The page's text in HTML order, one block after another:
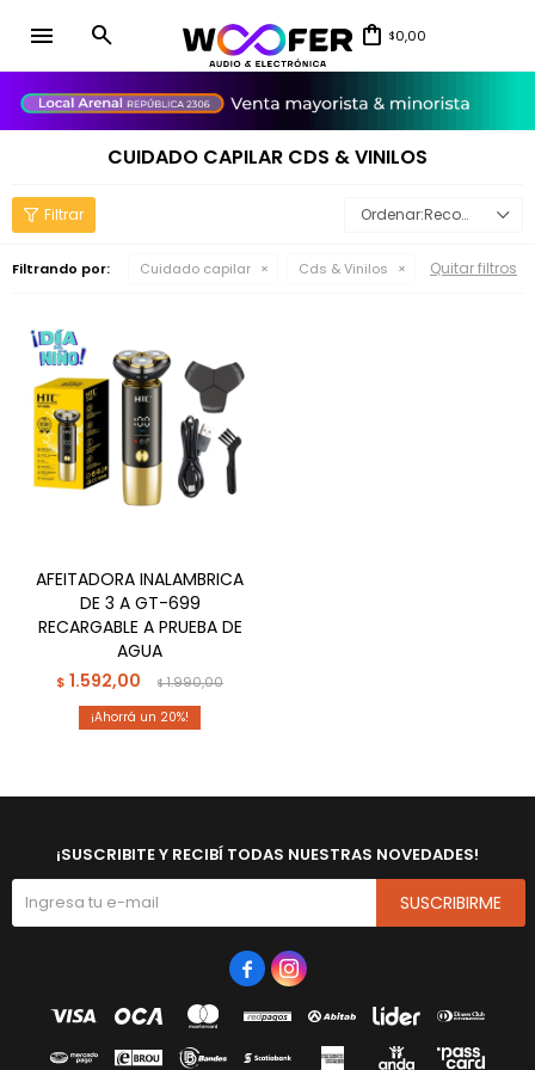
menu $0,00
CUIDADO CAPILAR CDS & VINILOS
Recomendados
Filtrando por: Cuidado capilar Cds & Vinilos Quitar filtros
AFEITADORA INALAMBRICA
DE 3 A GT-699
RECARGABLE A PRUEBA DE
AGUA
$ 1.592,00 $1.990,00
20
¡SUSCRIBITE Y RECIBÍ TODAS NUESTRAS NOVEDADES!
SUSCRIBIRME
 
close